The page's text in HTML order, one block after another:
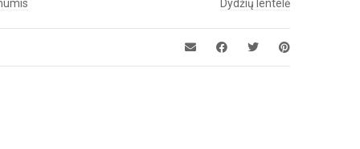
Dydžių lentelė